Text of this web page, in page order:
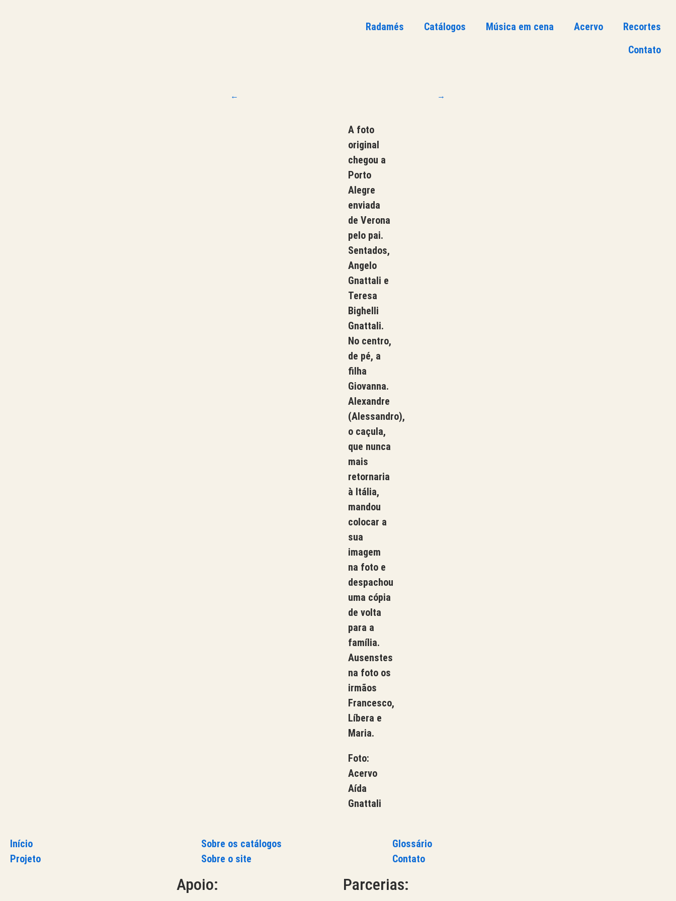
Radamés Catálogos Música em cena Acervo
Recortes
Contato
← →
A foto
original
chegou a
Porto
Alegre
enviada
de Verona
pelo pai.
Sentados,
Angelo
Gnattali e
Teresa
Bighelli
Gnattali.
No centro,
de pé, a
filha
Giovanna.
Alexandre
(Alessandro),
o caçula,
que nunca
mais
retornaria
à Itália,
mandou
colocar a
sua
imagem
na foto e
despachou
uma cópia
de volta
para a
família.
Ausenstes
na foto os
irmãos
Francesco,
Líbera e
Maria.
Foto:
Acervo
Aída
Gnattali
Início
Projeto
Sobre os catálogos
Sobre o site
Glossário
Contato
Apoio: Parcerias: